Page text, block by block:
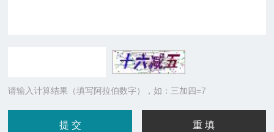
请输入计算结果（填写阿拉伯数字），如：三加四=7